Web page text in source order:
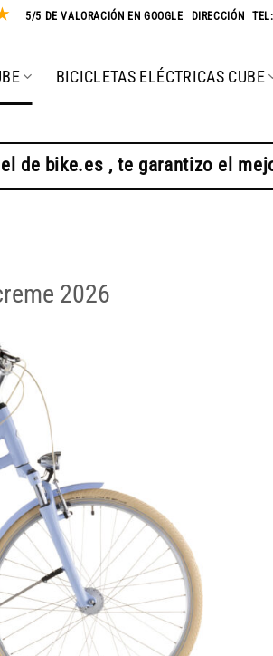
5/5 DE VALORACIÓN EN GOOGLE DIRECCIÓN -
BICICLETAS ELÉCTRICAS CUBE
de bike.es , te garantizo el
2026